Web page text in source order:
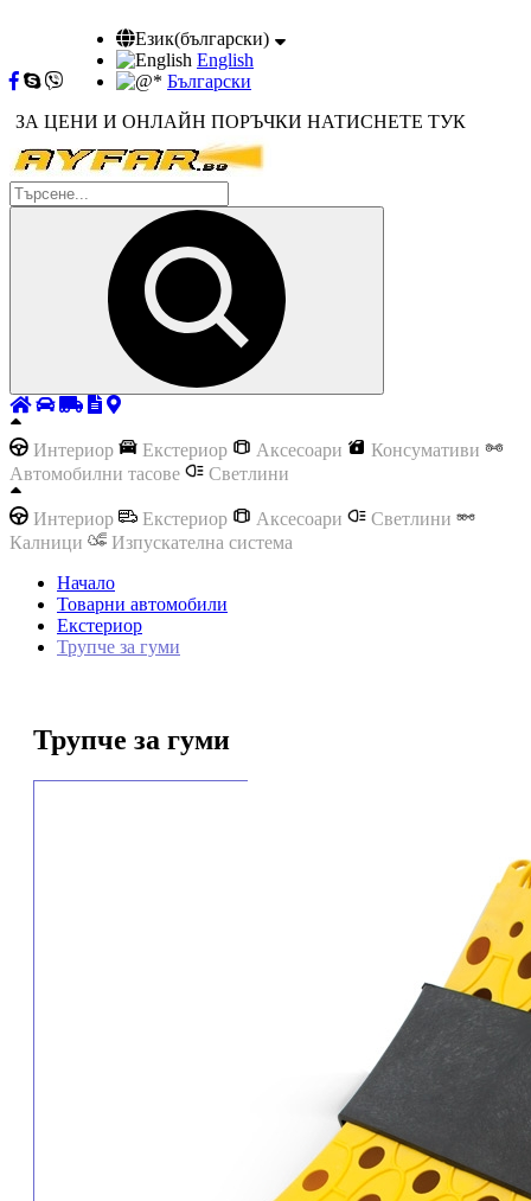
Език(български)
English
Български
ЗА ЦЕНИ И ОНЛАЙН ПОРЪЧКИ НАТИСНЕТЕ ТУК
Интериор Екстериор Аксесоари
Консумативи
Автомобилни тасове
Светлини
Интериор Екстериор Аксесоари
Светлини
Калници
Изпускателна система
Начало
Товарни автомобили
Екстериор
Трупче за гуми
Трупче за гуми